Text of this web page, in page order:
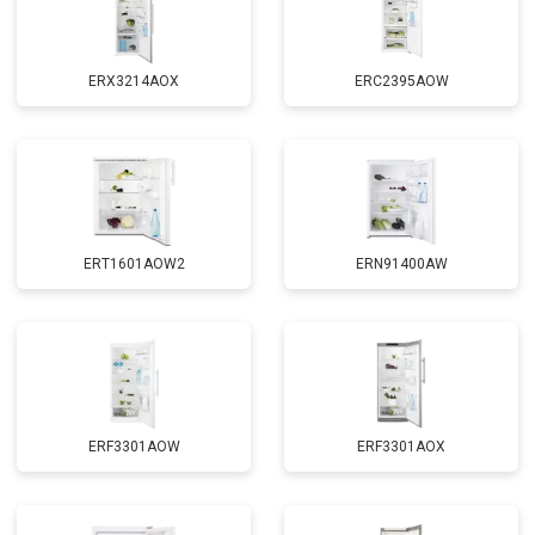
ERX3214AOX ERC2395AOW
ERT1601AOW2 ERN91400AW
ERF3301AOW ERF3301AOX